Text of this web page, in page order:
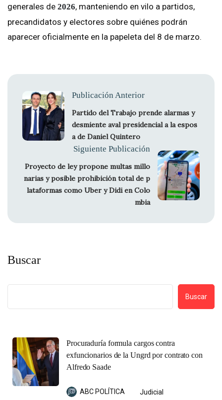
generales de 2026, manteniendo en vilo a partidos,
precandidatos y electores sobre quiénes podrán
aparecer oficialmente en la papeleta del 8 de marzo.
Publicación Anterior
Partido del Trabajo prende alarmas y
desmiente aval presidencial a la espos
a de Daniel Quintero
Siguiente Publicación
Proyecto de ley propone multas millo
narias y posible prohibición total de p
lataformas como Uber y Didi en Colo
mbia
Buscar
Buscar
Procuraduría formula cargos contra
exfuncionarios de la Ungrd por contrato con
Alfredo Saade
ABC POLÍTICA Judicial